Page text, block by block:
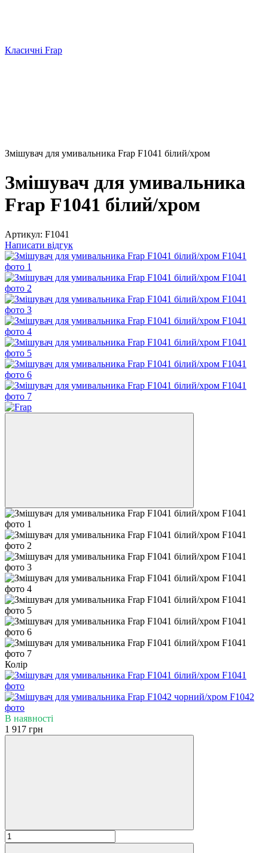
Класичні Frap
Змішувач для умивальника Frap F1041 білий/хром
Змішувач для умивальника
Frap F1041 білий/хром
Артикул: F1041
Написати відгук
Колір
В наявності
1 917 грн